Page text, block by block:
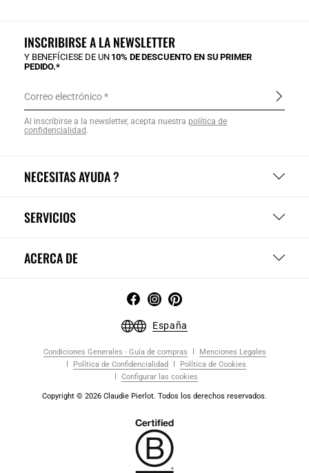
NECESITAS AYUDA ?
SERVICIOS
ACERCA DE
INSCRIBIRSE A LA NEWSLETTER
Y BENEFÍCIESE DE UN 10% DE DESCUENTO EN SU PRIMER
PEDIDO.*
Correo electrónico
Al inscribirse a la newsletter, acepta nuestra política de
confidencialidad .
España
Condiciones Generales - Guía de compras
Menciones Legales
Política de Confidencialidad
Política de Cookies
Configurar las cookies
Copyright © 2026 Claudie Pierlot. Todos los derechos reservados.